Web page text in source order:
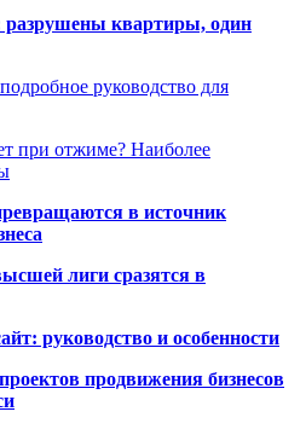
разрушены квартиры, один
руководство для
при отжиме? Наиболее
в источник
лиги сразятся в
руководство и особенности
продвижения бизнесов